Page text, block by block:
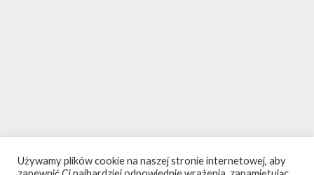
Używamy plików cookie na naszej stronie internetowej, aby